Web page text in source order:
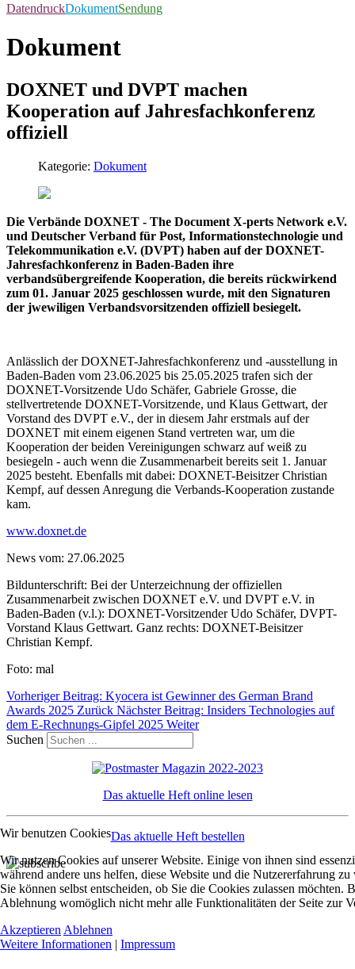
DatendruckDokumentSendung
Dokument
DOXNET und DVPT machen
Kooperation auf Jahresfachkonferenz
offiziell
Kategorie: Dokument
Die Verbände DOXNET - The Document X-perts Network e.V.
und Deutscher Verband für Post, Informationstechnologie und
Telekommunikation e.V. (DVPT) haben auf der DOXNET-
Jahresfachkonferenz in Baden-Baden ihre
verbandsübergreifende Kooperation, die bereits rückwirkend
zum 01. Januar 2025 geschlossen wurde, mit den Signaturen
der jwewiligen Verbandsvorsitzenden offiziell besiegelt.
Anlässlich der DOXNET-Jahresfachkonferenz und -ausstellung in
Baden-Baden vom 23.06.2025 bis 25.05.2025 trafen sich der
DOXNET-Vorsitzende Udo Schäfer, Gabriele Grosse, die
stellvertretende DOXNET-Vorsitzende, und Klaus Gettwart, der
Vorstand des DVPT e.V., der in diesem Jahr erstmals auf der
DOXNET mit einem eigenen Stand vertreten war, um die
Kooperation der beiden Vereinigungen schwarz auf weiß zu
besiegeln - auch wenn die Zusammenarbeit bereits seit 1. Januar
2025 besteht. Ebenfalls mit dabei: DOXNET-Beisitzer Christian
Kempf, auf dessen Anregung die Verbands-Kooperation zustande
kam.
www.doxnet.de
News vom: 27.06.2025
Bildunterschrift: Bei der Unterzeichnung der offiziellen
Zusammenarbeit zwischen DOXNET e.V. und DVPT e.V. in
Baden-Baden (v.l.): DOXNET-Vorsitzender Udo Schäfer, DVPT-
Vorstand Klaus Gettwart. Ganz rechts: DOXNET-Beisitzer
Christian Kempf.
Foto: mal
Vorheriger Beitrag: Kyocera ist Gewinner des German Brand
Awards 2025 Zurück Nächster Beitrag: Insiders Technologies auf
dem E-Rechnungs-Gipfel 2025 Weiter
Suchen
Das aktuelle Heft online lesen
Das aktuelle Heft bestellen
Wir benutzen Cookies
Wir nutzen Cookies auf unserer Website. Einige von ihnen sind
während andere uns helfen, diese Website und die Nutzererfahrung
Sie können selbst entscheiden, ob Sie die Cookies zulassen möchten.
Ablehnung womöglich nicht mehr alle Funktionalitäten der Seite zur
Akzeptieren Ablehnen
Weitere Informationen | Impressum